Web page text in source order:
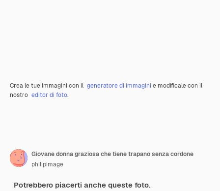
Crea le tue immagini con il generatore di immagini e modificale con il
nostro editor di foto.
Giovane donna graziosa che tiene trapano senza cordone
philipimage
Potrebbero piacerti anche queste foto.